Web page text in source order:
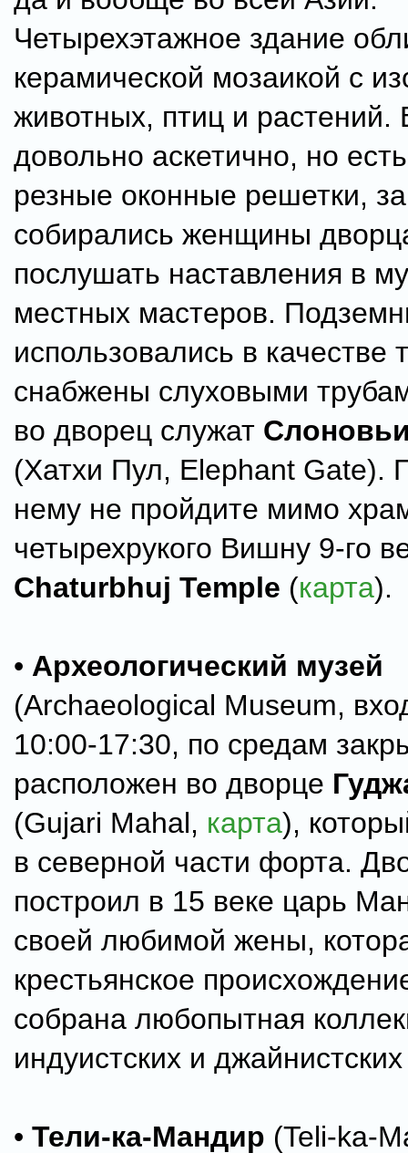
Четырехэтажное здание
керамической мозаикой с
животных, птиц и растений.
довольно аскетично, но
резные оконные решетки,
собирались женщины
послушать наставления в
местных мастеров.
использовались в
снабжены слуховыми
во дворец служат
(Хатхи Пул, Elephant Gate).
нему не пройдите мимо
четырехрукого Вишну 9-го
Chaturbhuj Temple (карта).
• Археологический музей
(Archaeological Museum,
10:00-17:30, по средам
расположен во дворце
(Gujari Mahal, карта),
в северной части форта.
построил в 15 веке царь
своей любимой жены,
крестьянское
собрана любопытная
индуистских и
• Тели-ка-Мандир (Teli-ka-